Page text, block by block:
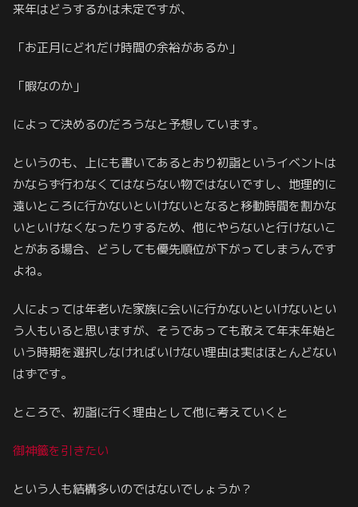
来年はどうするかは未定ですが、
「お正月にどれだけ時間の余裕があるか」
「暇なのか」
によって決めるのだろうなと予想しています。
というのも、上にも書いてあるとおり初詣というイベントは
かならず行わなくてはならない物ではないですし、地理的に
遠いところに行かないといけないとなると移動時間を割かな
いといけなくなったりするため、他にやらないと行けないこ
とがある場合、どうしても優先順位が下がってしまうんです
よね。
人によっては年老いた家族に会いに行かないといけないとい
う人もいると思いますが、そうであっても敢えて年末年始と
いう時期を選択しなければいけない理由は実はほとんどない
はずです。
ところで、初詣に行く理由として他に考えていくと
御神籤を引きたい
という人も結構多いのではないでしょうか？